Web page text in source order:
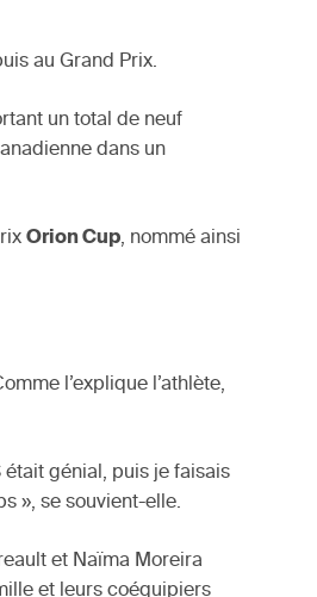
au Grand Prix.
un total de neuf
dans un
Orion Cup, nommé ainsi
l’explique l’athlète,
était génial, puis je faisais
», se souvient-elle.
et Naïma Moreira
et leurs coéquipiers